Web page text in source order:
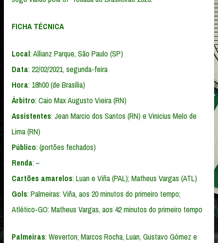
FICHA TÉCNICA
Local: Allianz Parque, São Paulo (SP)
Data: 22/02/2021, segunda-feira
Hora: 18h00 (de Brasília)
Árbitro: Caio Max Augusto Vieira (RN)
Assistentes: Jean Marcio dos Santos (RN) e Vinicius Melo de
Lima (RN)
Público: (portões fechados)
Renda: –
Cartões amarelos: Luan e Viña (PAL); Matheus Vargas (ATL)
Gols: Palmeiras: Viña, aos 20 minutos do primeiro tempo;
Atlético-GO: Matheus Vargas, aos 42 minutos do primeiro tempo
Palmeiras: Weverton; Marcos Rocha, Luan, Gustavo Gómez e